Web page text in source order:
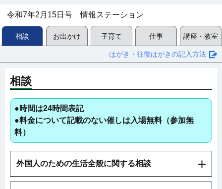
令和7年2月15日号 情報ステーション
相談 お出かけ 子育て 仕事 講座・教室
はがき・往復はがきの記入方法
相談
●時間は24時間表記
●料金について記載のない催しは入場無料（参加無
料）
外国人のための生活全般に関する相談